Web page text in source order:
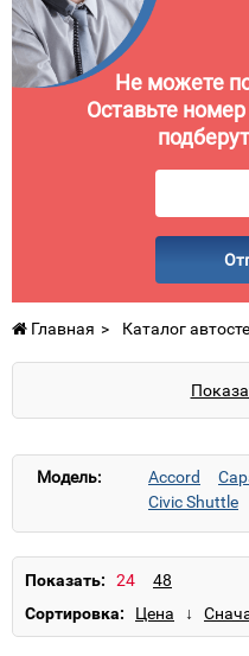
Не можете
Оставьте
Главная Каталог
Модель: Accord
Civic Shuttle
Jazz Hybrid
Prelude
Показать:
Сортировка: